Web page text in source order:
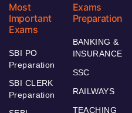
Most
Important
Exams
SBI PO
Preparation
SBI CLERK
Preparation
Exams
Preparation
BANKING &
INSURANCE
SSC
RAILWAYS
TEACHING